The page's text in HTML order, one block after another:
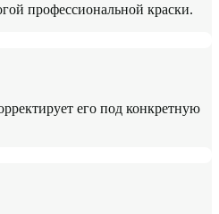
профессиональной краски.
его под конкретную